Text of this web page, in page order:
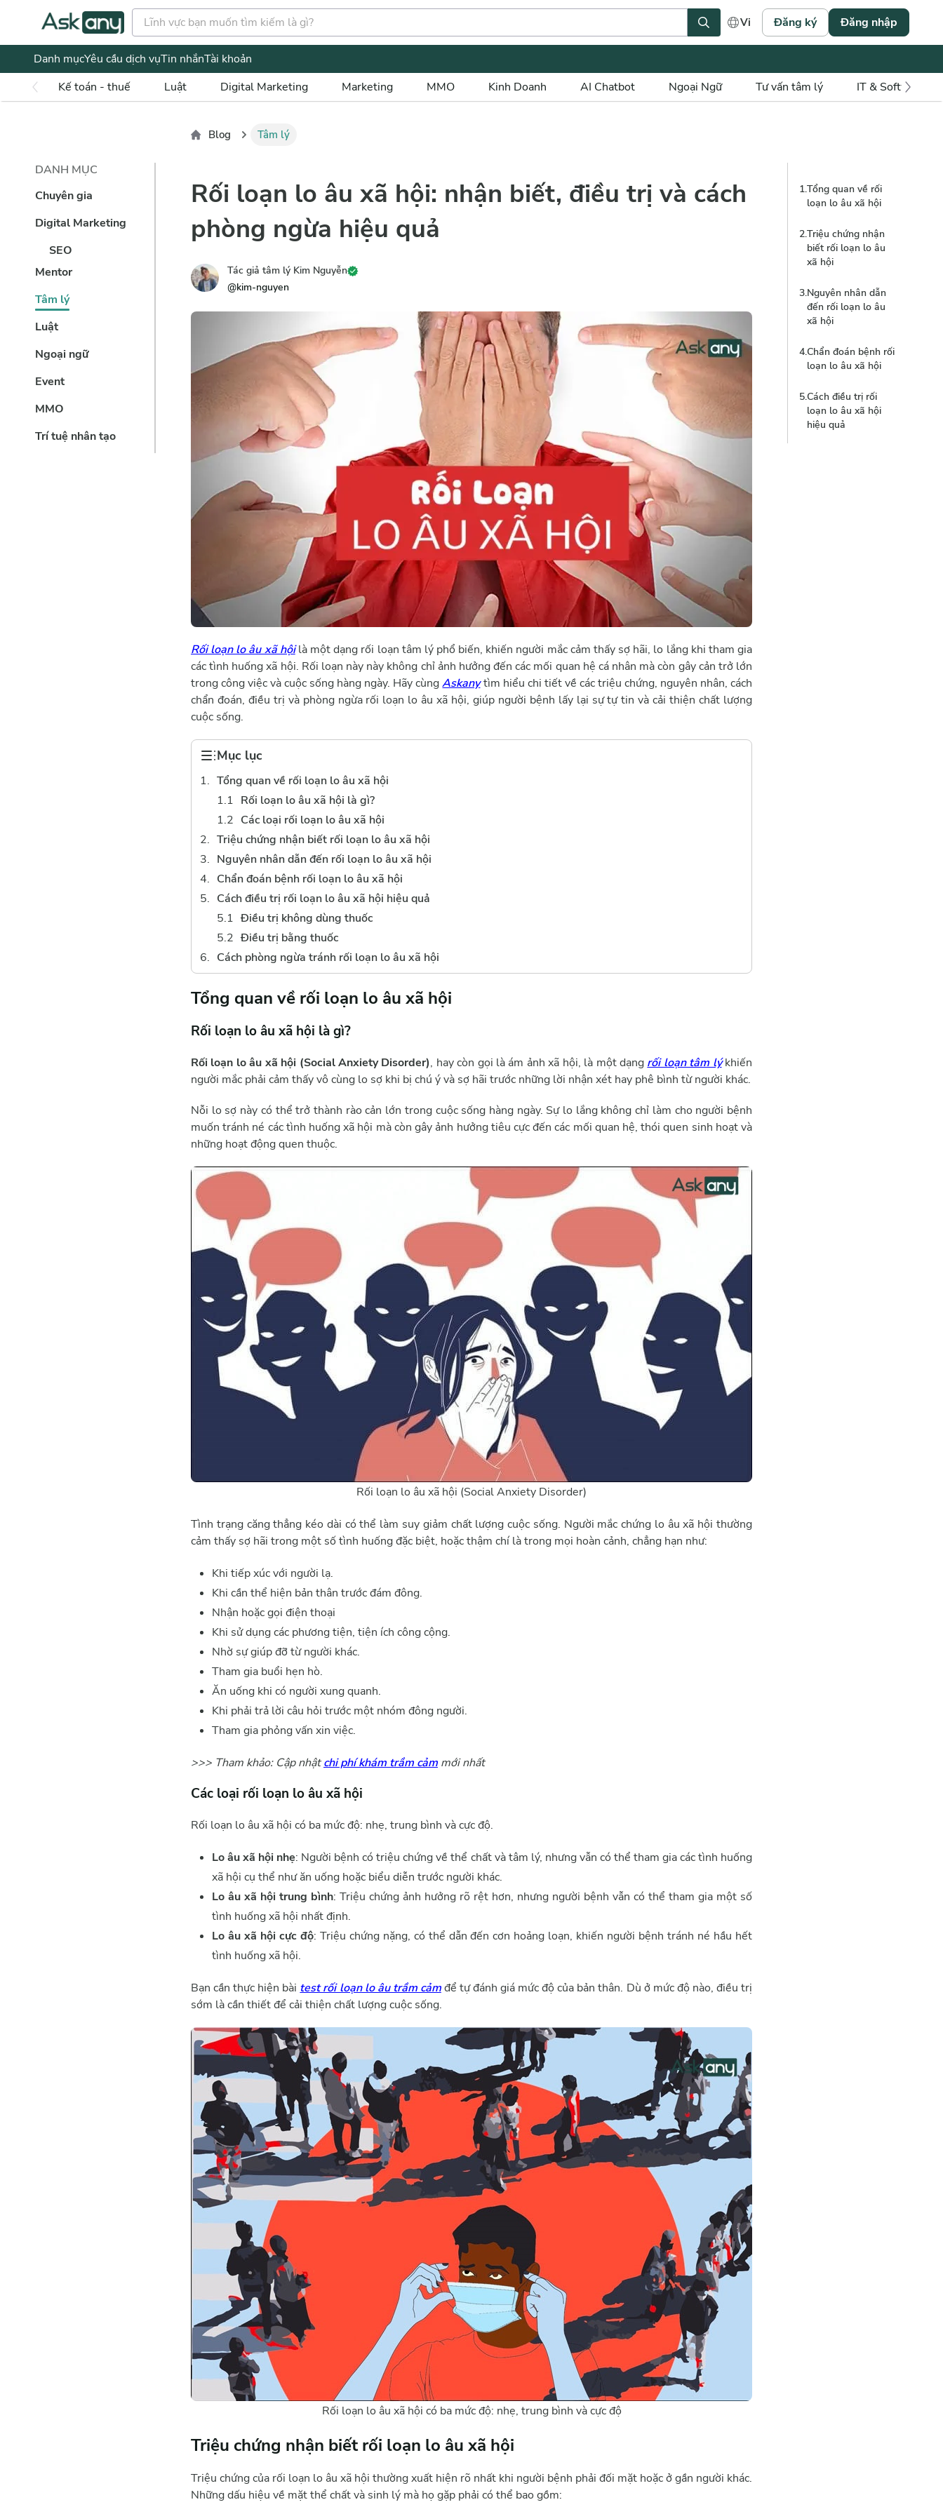
Vi Đăng ký Đăng nhập
Danh mụcYêu cầu dịch vụTin nhắnTài khoản
Kế toán - thuế
Luật Digital Marketing Marketing MMO Kinh Doanh AI Chatbot Ngoại Ngữ Tư vấn tâm lý IT & Software
Blog Tâm lý
DANH MỤC
Chuyên gia
Digital Marketing
SEO
Mentor
Tâm lý
Luật
Ngoại ngữ
Event
MMO
Trí tuệ nhân tạo
Rối loạn lo âu xã hội: nhận biết, điều trị và cách
phòng ngừa hiệu quả
Tác giả tâm lý Kim Nguyễn
@kim-nguyen
Rối loạn lo âu xã hộilà một dạng rối loạn tâm lý phổ biến, khiến người mắc cảm thấy sợ hãi, lo lắng khi tham gia
các tình huống xã hội. Rối loạn này này không chỉ ảnh hưởng đến các mối quan hệ cá nhân mà còn gây cản trở lớn
trong công việc và cuộc sống hàng ngày. Hãy cùngAskanytìm hiểu chi tiết về các triệu chứng, nguyên nhân, cách
chẩn đoán, điều trị và phòng ngừa rối loạn lo âu xã hội, giúp người bệnh lấy lại sự tự tin và cải thiện chất lượng
cuộc sống.
Mục lục
Tổng quan về rối loạn lo âu xã hội
Rối loạn lo âu xã hội là gì?
Các loại rối loạn lo âu xã hội
Triệu chứng nhận biết rối loạn lo âu xã hội
Nguyên nhân dẫn đến rối loạn lo âu xã hội
Chẩn đoán bệnh rối loạn lo âu xã hội
Cách điều trị rối loạn lo âu xã hội hiệu quả
Điều trị không dùng thuốc
Điều trị bằng thuốc
Cách phòng ngừa tránh rối loạn lo âu xã hội
Tổng quan về rối loạn lo âu xã hội
Rối loạn lo âu xã hội là gì?
Rối loạn lo âu xã hội (Social Anxiety Disorder), hay còn gọi là ám ảnh xã hội, là một dạng rối loạn tâm lýkhiến
người mắc phải cảm thấy vô cùng lo sợ khi bị chú ý và sợ hãi trước những lời nhận xét hay phê bình từ người khác.
Nỗi lo sợ này có thể trở thành rào cản lớn trong cuộc sống hàng ngày. Sự lo lắng không chỉ làm cho người bệnh
muốn tránh né các tình huống xã hội mà còn gây ảnh hưởng tiêu cực đến các mối quan hệ, thói quen sinh hoạt và
những hoạt động quen thuộc.
Rối loạn lo âu xã hội (Social Anxiety Disorder)
Tình trạng căng thẳng kéo dài có thể làm suy giảm chất lượng cuộc sống. Người mắc chứng lo âu xã hội thường
cảm thấy sợ hãi trong một số tình huống đặc biệt, hoặc thậm chí là trong mọi hoàn cảnh, chẳng hạn như:
Khi tiếp xúc với người lạ.
Khi cần thể hiện bản thân trước đám đông.
Nhận hoặc gọi điện thoại
Khi sử dụng các phương tiện, tiện ích công cộng.
Nhờ sự giúp đỡ từ người khác.
Tham gia buổi hẹn hò.
Ăn uống khi có người xung quanh.
Khi phải trả lời câu hỏi trước một nhóm đông người.
Tham gia phỏng vấn xin việc.
>>> Tham khảo: Cập nhậtchi phí khám trầm cảm mới nhất
Các loại rối loạn lo âu xã hội
Rối loạn lo âu xã hội có ba mức độ: nhẹ, trung bình và cực độ.
Lo âu xã hội nhẹ: Người bệnh có triệu chứng về thể chất và tâm lý, nhưng vẫn có thể tham gia các tình huống
xã hội cụ thể như ăn uống hoặc biểu diễn trước người khác.
Lo âu xã hội trung bình: Triệu chứng ảnh hưởng rõ rệt hơn, nhưng người bệnh vẫn có thể tham gia một số
tình huống xã hội nhất định.
Lo âu xã hội cực độ: Triệu chứng nặng, có thể dẫn đến cơn hoảng loạn, khiến người bệnh tránh né hầu hết
tình huống xã hội.
Bạn cần thực hiện bài test rối loạn lo âu trầm cảmđể tự đánh giá mức độ của bản thân. Dù ở mức độ nào, điều trị
sớm là cần thiết để cải thiện chất lượng cuộc sống.
Rối loạn lo âu xã hội có ba mức độ: nhẹ, trung bình và cực độ
Triệu chứng nhận biết rối loạn lo âu xã hội
Triệu chứng của rối loạn lo âu xã hội thường xuất hiện rõ nhất khi người bệnh phải đối mặt hoặc ở gần người khác.
Những dấu hiệu về mặt thể chất và sinh lý mà họ gặp phải có thể bao gồm:
1.Tổng quan về rối
loạn lo âu xã hội
1.Rối loạn lo âu xã
hội là gì?
lo âu xã hội
2.Triệu chứng nhận
biết rối loạn lo âu
xã hội
3.Nguyên nhân dẫn
đến rối loạn lo âu
xã hội
4.Chẩn đoán bệnh rối
loạn lo âu xã hội
5.Cách điều trị rối
loạn lo âu xã hội
hiệu quả